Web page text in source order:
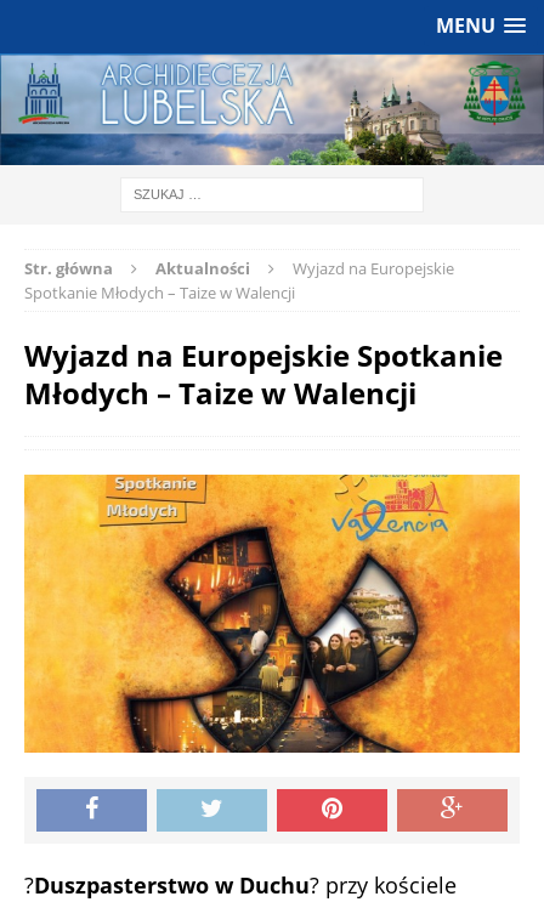
MENU
Str. główna Aktualności
Wyjazd na Europejskie
Spotkanie Młodych – Taize w Walencji
Wyjazd na Europejskie Spotkanie
Młodych – Taize w Walencji
?Duszpasterstwo w Duchu? przy kościele